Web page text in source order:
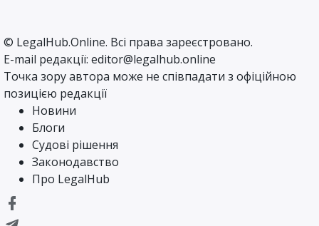
© LegalHub.Online. Всі права зареєстровано.
E-mail редакції: editor@legalhub.online
Точка зору автора може не співпадати з офіційною
позицією редакції
Новини
Блоги
Судові рішення
Законодавство
Про LegalHub